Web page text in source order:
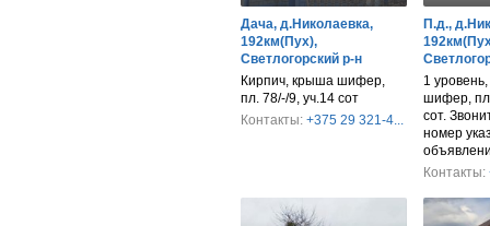
Дача, д.Николаевка,
192км(Пух),
Светлогорский р-н
Кирпич, крыша шифер,
пл. 78/-/9, уч.14 сот
Контакты: +375 29 321-4...
П.д.,
1
шифер,
сот.
номер
Контакты: